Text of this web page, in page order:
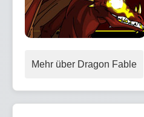
Mehr über Dragon Fable